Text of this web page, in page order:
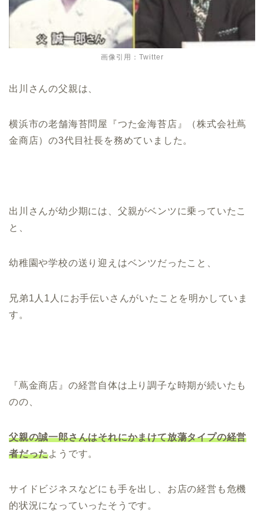
画像引用：Twitter
出川さんの父親は、
横浜市の老舗海苔問屋『つた金海苔店』（株式会社蔦
金商店）の3代目社長を務めていました。
出川さんが幼少期には、父親がベンツに乗っていたこ
と、
幼稚園や学校の送り迎えはベンツだったこと、
兄弟1人1人にお手伝いさんがいたことを明かしていま
す。
『蔦金商店』の経営自体は上り調子な時期が続いたも
のの、
父親の誠一郎さんはそれにかまけて放蕩タイプの経営
者だったようです。
サイドビジネスなどにも手を出し、お店の経営も危機
的状況になっていったそうです。